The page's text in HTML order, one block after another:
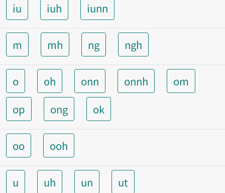
iu iuh iunn
m mh ng ngh
o oh onn onnh
om
op
ong ok
oo ooh
u uh un ut